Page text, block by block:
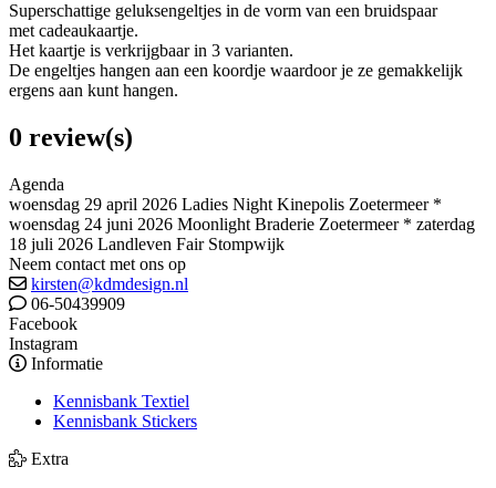
Superschattige geluksengeltjes in de vorm van een bruidspaar
met cadeaukaartje.
Het kaartje is verkrijgbaar in 3 varianten.
De engeltjes hangen aan een koordje waardoor je ze gemakkelijk
ergens aan kunt hangen.
0 review(s)
Agenda
woensdag 29 april 2026 Ladies Night Kinepolis Zoetermeer *
woensdag 24 juni 2026 Moonlight Braderie Zoetermeer * zaterdag
18 juli 2026 Landleven Fair Stompwijk
Neem contact met ons op
kirsten@kdmdesign.nl
06-50439909
Facebook
Instagram
Informatie
Kennisbank Textiel
Kennisbank Stickers
Extra